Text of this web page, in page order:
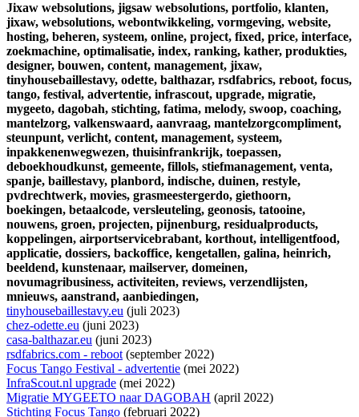
Jixaw websolutions, jigsaw websolutions, portfolio, klanten,
jixaw, websolutions, webontwikkeling, vormgeving, website,
hosting, beheren, systeem, online, project, fixed, price, interface,
zoekmachine, optimalisatie, index, ranking, kather, produkties,
designer, bouwen, content, management, jixaw,
tinyhousebaillestavy, odette, balthazar, rsdfabrics, reboot, focus,
tango, festival, advertentie, infrascout, upgrade, migratie,
mygeeto, dagobah, stichting, fatima, melody, swoop, coaching,
mantelzorg, valkenswaard, aanvraag, mantelzorgcompliment,
steunpunt, verlicht, content, management, systeem,
inpakkenenwegwezen, thuisinfrankrijk, toepassen,
deboekhoudkunst, gemeente, fillols, stiefmanagement, venta,
spanje, baillestavy, planbord, indische, duinen, restyle,
pvdrechtwerk, movies, grasmeestergerdo, giethoorn,
boekingen, betaalcode, versleuteling, geonosis, tatooine,
nouwens, groen, projecten, pijnenburg, residualproducts,
koppelingen, airportservicebrabant, korthout, intelligentfood,
applicatie, dossiers, backoffice, kengetallen, galina, heinrich,
beeldend, kunstenaar, mailserver, domeinen,
novumagribusiness, activiteiten, reviews, verzendlijsten,
mnieuws, aanstrand, aanbiedingen,
tinyhousebaillestavy.eu (juli 2023)
chez-odette.eu (juni 2023)
casa-balthazar.eu (juni 2023)
rsdfabrics.com - reboot(september 2022)
Focus Tango Festival - advertentie (mei 2022)
InfraScout.nl upgrade (mei 2022)
Migratie MYGEETO naar DAGOBAH (april 2022)
Stichting Focus Tango (februari 2022)